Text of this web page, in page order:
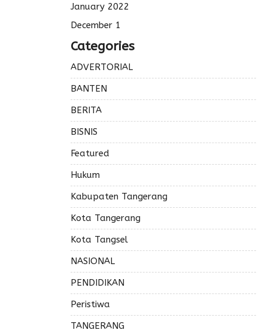
January 2022
December 1
Categories
ADVERTORIAL
BANTEN
BERITA
BISNIS
Featured
Hukum
Kabupaten Tangerang
Kota Tangerang
Kota Tangsel
NASIONAL
PENDIDIKAN
Peristiwa
TANGERANG